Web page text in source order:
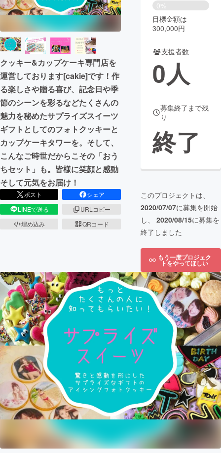
ビジネス・起業 チャレンジ
まちづくり・地域活性化
CAMPFIRE for Social Good
CAMPFIRE Creation
CAMPFIREふるさと納税machi-ya コミュニティ
クッキー&カップケーキ専門店を
運営しております[cakie]です！作
る楽しさや贈る喜び、記念日や季
節のシーンを彩るなどたくさんの
魅力を秘めたサプライズスイーツ
ギフトとしてのフォトクッキーと
カップケーキタワーを。そして、
こんなご時世だからこその「おう
ちセット」も。皆様に笑顔と感動
そして元気をお届け！
ポスト
シェア
LINEで送る
URLコピー
埋め込み
QRコード
0%
目標金額は
300,000円
支援者数
0人
募集終了まで残
り
終了
このプロジェクトは、
2020/07/07に募集を開始
し、 2020/08/15に募集を
終了しました
もう一度プロジェク
トをやってほしい